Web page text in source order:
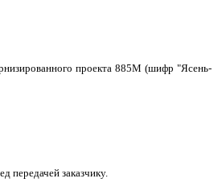
проекта 885М (шифр "Ясень-
передачей заказчику.